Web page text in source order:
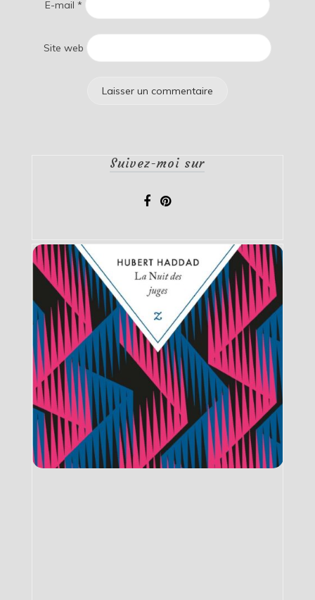
E-mail *
Site web
Suivez-moi sur